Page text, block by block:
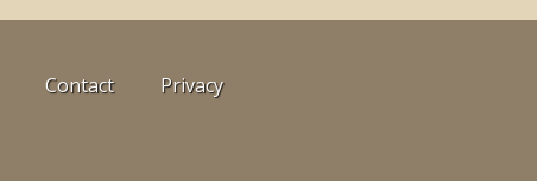
Contact Privacy